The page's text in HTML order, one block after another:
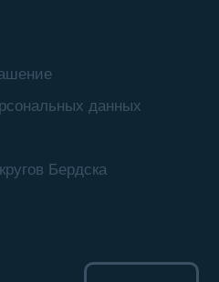
данных
Бердска